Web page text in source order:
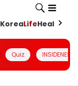
KoreaLifeHealth
Quiz INSIDENESIA